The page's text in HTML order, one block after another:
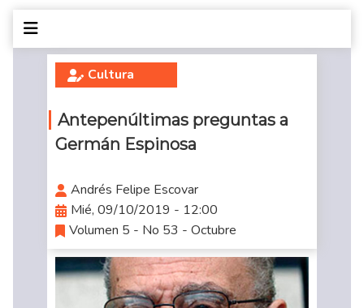
Cultura
Antepenúltimas preguntas a
Germán Espinosa
Andrés Felipe Escovar
Mié, 09/10/2019 - 12:00
Volumen 5 - No 53 - Octubre